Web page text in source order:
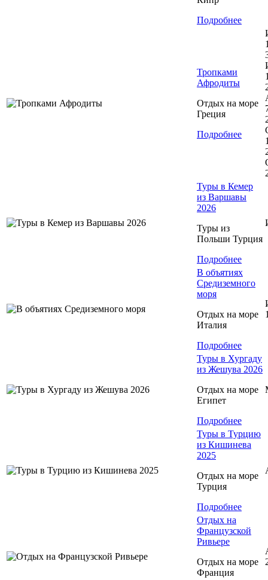
Подробнее
Тропками
Афродиты
Отдых на море
Греция
Подробнее
Туры в Кемер
из Варшавы
2026
Туры из
Польши Турция
Подробнее
В объятиях
Средиземного
моря
Отдых на море
Италия
Подробнее
Туры в Хургаду
из Жешува 2026
Отдых на море
Египет
Подробнее
Туры в Турцию
из Кишинева
2025
Отдых на море
Турция
Подробнее
Отдых на
Французской
Ривьере
Отдых на море
Франция